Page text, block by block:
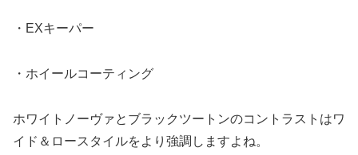
・EXキーパー
・ホイールコーティング
ホワイトノーヴァとブラックツートンのコントラストはワ
イド＆ロースタイルをより強調しますよね。